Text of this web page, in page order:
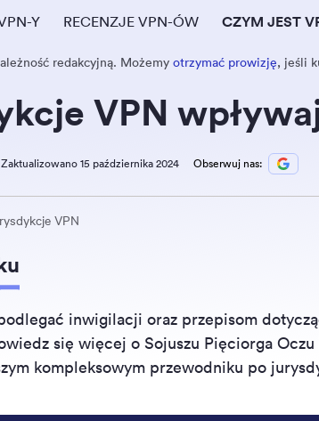
Y RECENZJE VPN-ÓW CZYM JEST
redakcyjną. Możemy otrzymać prowizję, jeśli
VPN
Zaktualizowano 15 października 2024 Obserwuj nas:
VPN
inwigilacji oraz przepisom
się więcej o Sojuszu Pięciorga
kompleksowym przewodniku po